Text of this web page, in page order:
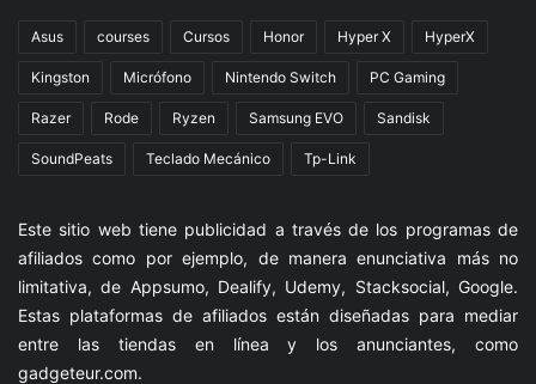
Asus courses Cursos Honor Hyper X HyperX
Kingston Micrófono Nintendo Switch PC Gaming
Razer Rode Ryzen Samsung EVO Sandisk
SoundPeats Teclado Mecánico Tp-Link
Este sitio web tiene publicidad a través de los programas de
afiliados como por ejemplo, de manera enunciativa más no
limitativa, de Appsumo, Dealify, Udemy, Stacksocial, Google.
Estas plataformas de afiliados están diseñadas para mediar
entre las tiendas en línea y los anunciantes, como
gadgeteur.com.